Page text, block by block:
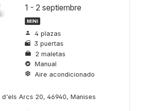
1 - 2 septiembre
MINI
4 plazas
3 puertas
2 maletas
Manual
Aire acondicionado
d'els Arcs 20, 46940, Manises